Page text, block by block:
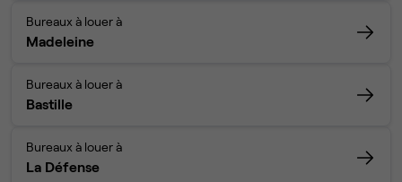
Bureaux à louer à
Madeleine
Bureaux à louer à
Bastille
Bureaux à louer à
La Défense